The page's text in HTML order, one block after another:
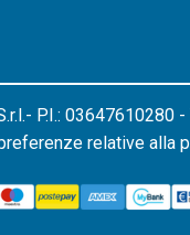
P.I.: 03647610280
relative alla